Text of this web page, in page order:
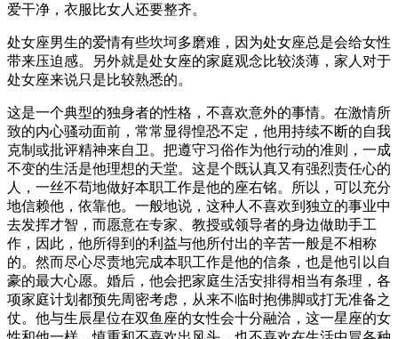
爱干净，衣服比女人还要整齐。
处女座男生的爱情有些坎坷多磨难，因为处女座总是会给女性
带来压迫感。另外就是处女座的家庭观念比较淡薄，家人对于
处女座来说只是比较熟悉的。
这是一个典型的独身者的性格，不喜欢意外的事情。在激情所
致的内心骚动面前，常常显得惶恐不定，他用持续不断的自我
克制或批评精神来自卫。把遵守习俗作为他行动的准则，一成
不变的生活是他理想的天堂。这是个既认真又有强烈责任心的
人，一丝不苟地做好本职工作是他的座右铭。所以，可以充分
地信赖他，依靠他。一般地说，这种人不喜欢到独立的事业中
去发挥才智，而愿意在专家、教授或领导者的身边做助手工
作，因此，他所得到的利益与他所付出的辛苦一般是不相称
的。然而尽心尽责地完成本职工作是他的信条，也是他引以自
豪的最大心愿。婚后，他会把家庭生活安排得相当有条理，各
项家庭计划都预先周密考虑，从来不临时抱佛脚或打无准备之
仗。他与生辰星位在双鱼座的女性会十分融洽，这一星座的女